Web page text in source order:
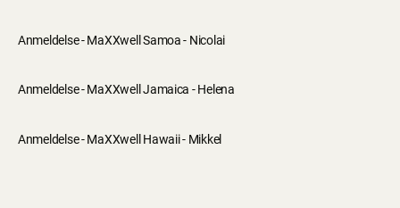
Anmeldelse - MaXXwell Samoa - Nicolai
Anmeldelse - MaXXwell Jamaica - Helena
Anmeldelse - MaXXwell Hawaii - Mikkel